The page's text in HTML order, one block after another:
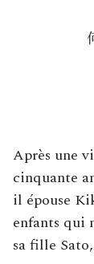
Après une
cinquante
il épouse
enfants qui
sa fille